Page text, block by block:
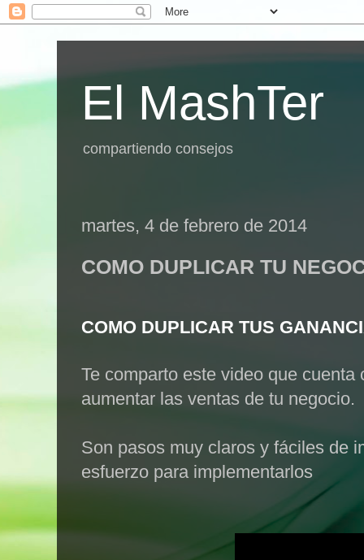
El MashTer
compartiendo consejos
martes, 4 de febrero de 2014
COMO DUPLICAR TU
COMO DUPLICAR TUS
Te comparto este video que
aumentar las ventas de tu negocio.
Son pasos muy claros y fáciles de
esfuerzo para implementarlos